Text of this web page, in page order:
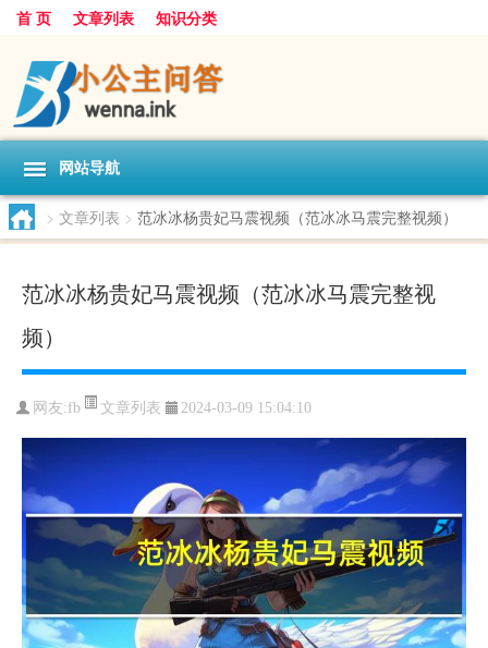
首 页 文章列表 知识分类
网站导航
> 文章列表 > 范冰冰杨贵妃马震视频（范冰冰马震完整视频）
范冰冰杨贵妃马震视频（范冰冰马震完整视
频）
网友:fb 文章列表 2024-03-09 15:04:10